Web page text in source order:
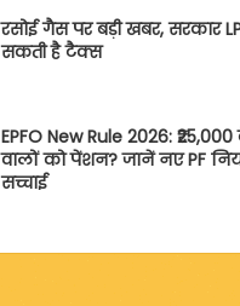
रसोई गैस पर बड़ी खबर, सरकार
सकती है टैक्स
EPFO New Rule 2026:
वालों को पेंशन? जानें नए PF
सच्चाई